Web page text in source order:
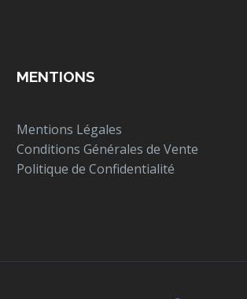
MENTIONS
Mentions Légales
Conditions Générales de Vente
Politique de Confidentialité